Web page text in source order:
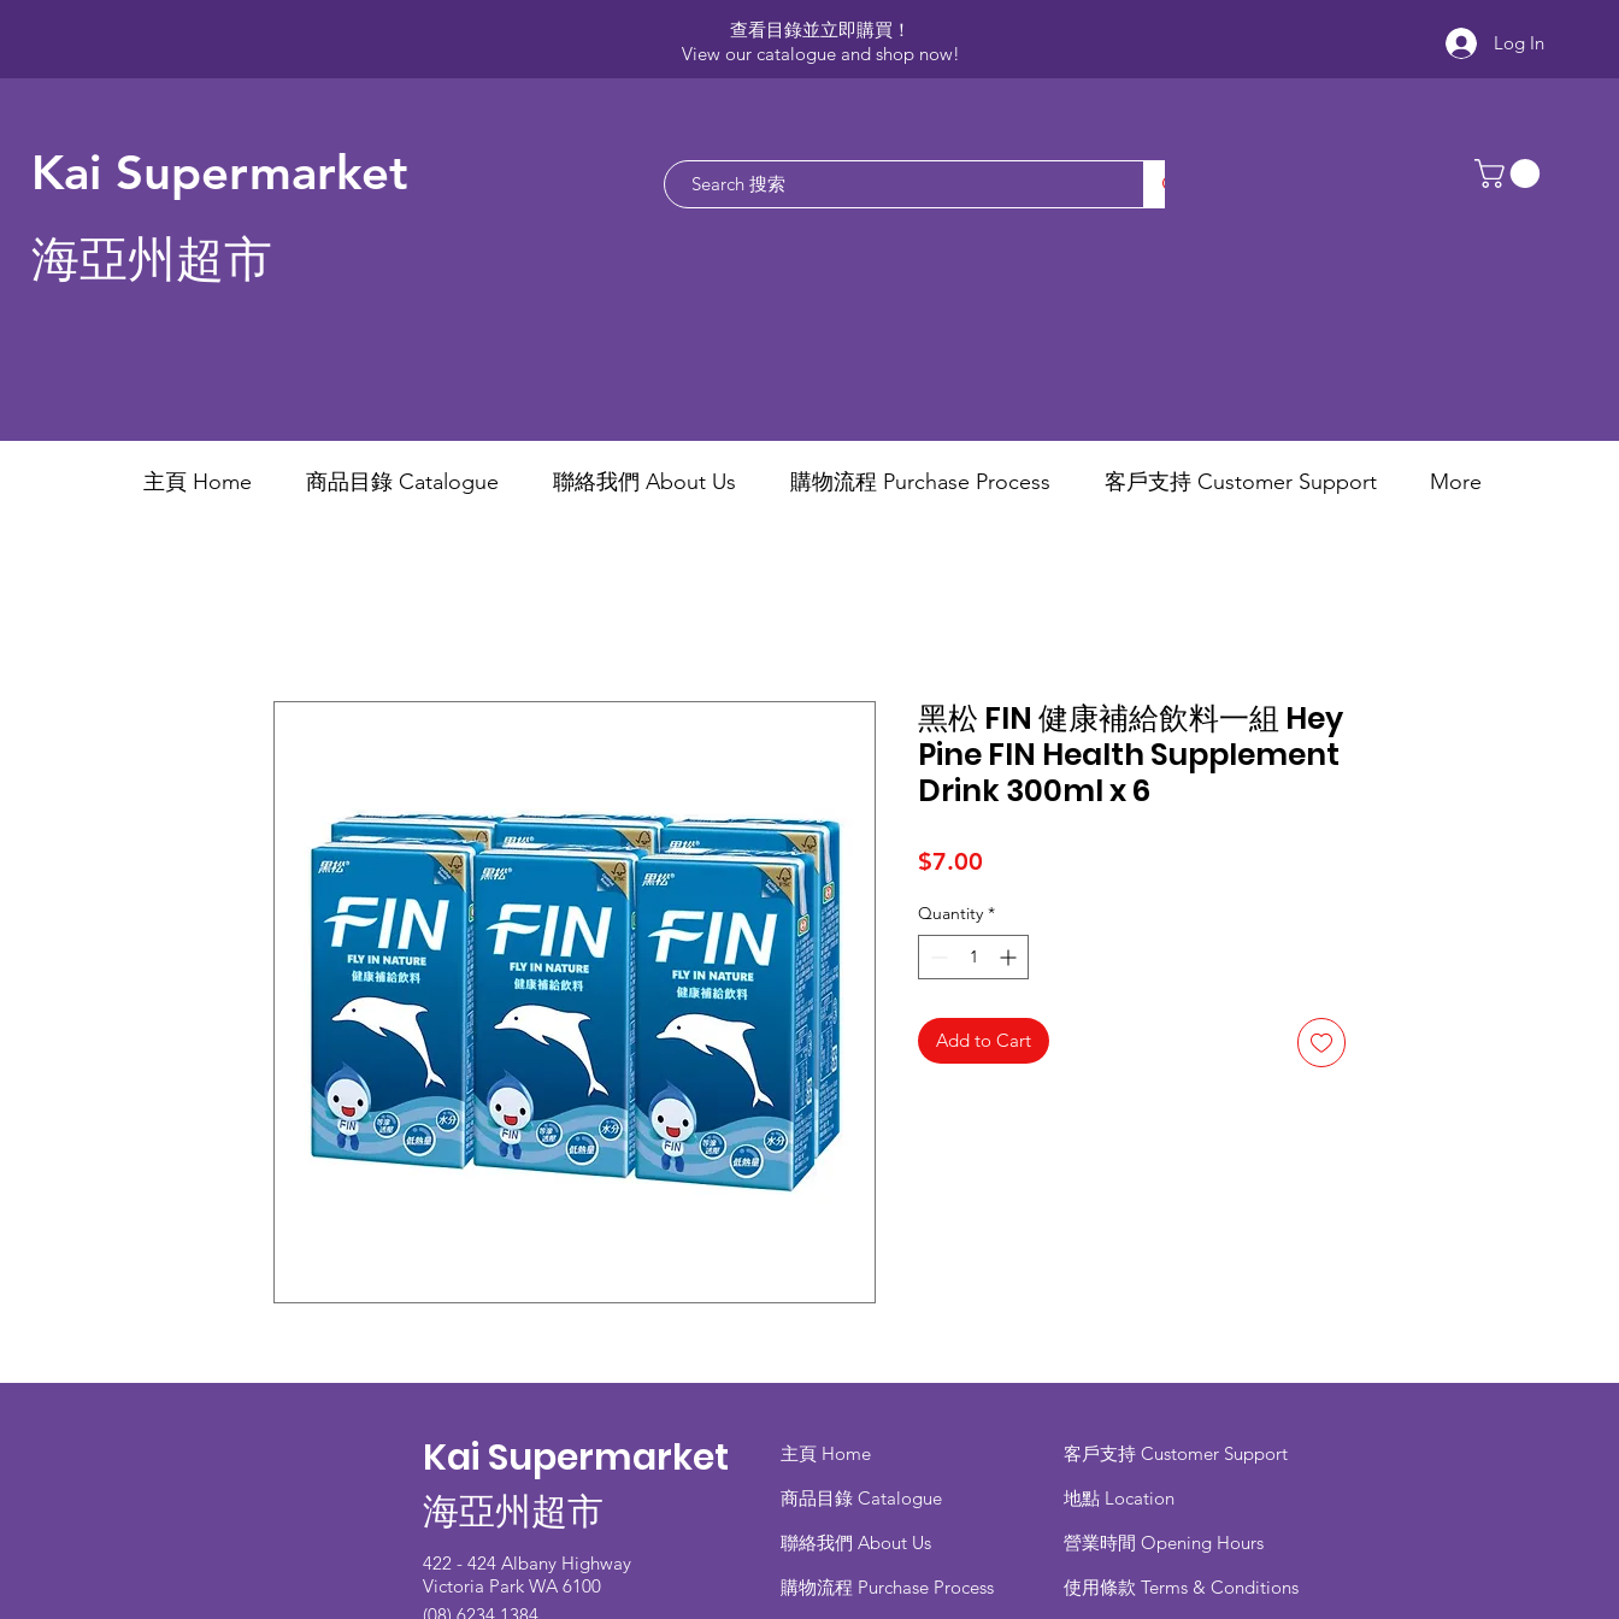
查看目錄並立即購買！​
View our catalogue and shop now!
Log In
Kai Supermarket
海亞州超市
主頁 Home 商品目錄 ​Catalogue 聯絡我們 About Us ​購物流程 Purchase Process 客戶支持 Customer Support More
黑松 FIN 健康補給飲料一組 Hey
Pine FIN Health Supplement
Drink 300ml x 6
$7.00
Quantity *
Add to Cart
Kai Supermarket
海亞州超市
422 - 424 Albany Highway
Victoria Park WA 6100
主頁 Home
商品目錄 ​Catalogue
聯絡我們 About Us
​購物流程 Purchase Process
客戶支持Customer Support
地點 Location
營業時間Opening Hours
使用條款Terms & Conditions